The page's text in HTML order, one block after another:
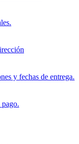
y fechas de entrega.